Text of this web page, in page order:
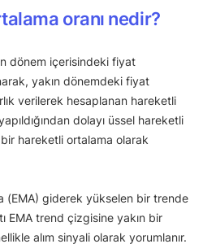
oranı nedir?
dönem içerisindeki fiyat
yakın dönemdeki fiyat
verilerek hesaplanan hareketli
dolayı üssel hareketli
hareketli ortalama olarak
(EMA) giderek yükselen bir trende
EMA trend çizgisine yakın bir
alım sinyali olarak yorumlanır.